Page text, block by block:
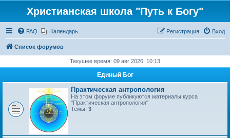
Христианская школа "Путь к Богу"
FAQ Календарь Вход
Регистрация
Список форумов
Текущее время: 09 авг 2026, 10:13
Единый Бог
Практическая антропология
На этом форуме публикуются материалы курса
"Практическая антропология"
Темы: 3